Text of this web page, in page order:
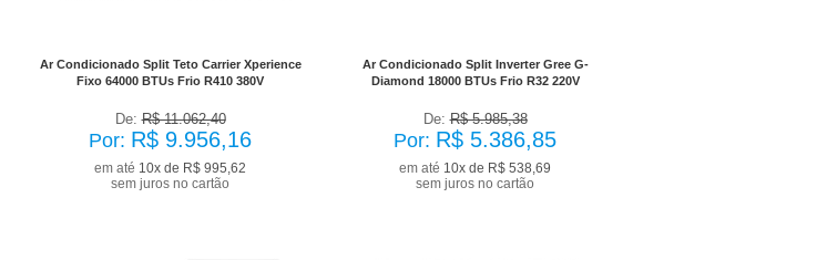
Ar Condicionado Split Teto Carrier Xperience
Fixo 64000 BTUs Frio R410 380V
De:R$ 11.062,40
Por: R$ 9.956,16
em até 10x de R$ 995,62
sem juros no cartão
Ar Condicionado Split Inverter Gree G-
Diamond 18000 BTUs Frio R32 220V
De:R$ 5.985,38
Por: R$ 5.386,85
em até 10x de R$ 538,69
sem juros no cartão